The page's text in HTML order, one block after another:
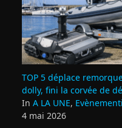
TOP 5 déplace
dolly, fini la corvée de
In A LA UNE,
4 mai 2026